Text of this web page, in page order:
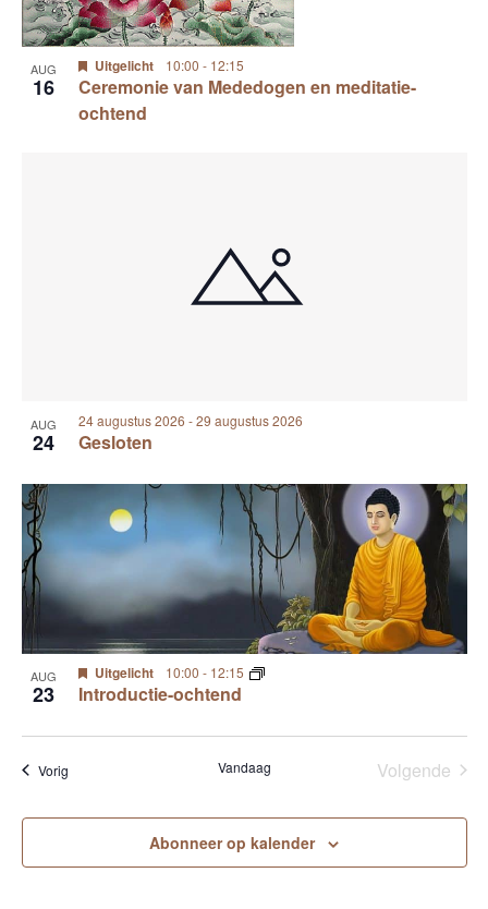
AUG
16
Ceremonie van Mededogen en meditatie-
ochtend
Uitgelicht 10:00 - 12:15
AUG
24 Gesloten
24 augustus 2026 -29 augustus 2026
AUG
23 Introductie-ochtend
Uitgelicht 10:00 - 12:15
VorigEvenementen Vandaag
Volgende
Abonneer op kalender